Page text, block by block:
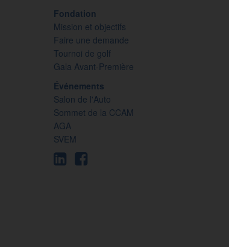
Fondation
Mission et objectifs
Faire une demande
Tournoi de golf
Gala Avant-Première
Événements
Salon de l'Auto
Sommet de la CCAM
AGA
SVEM